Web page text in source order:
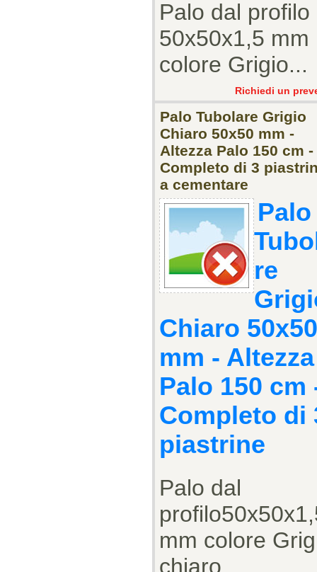
Palo dal profilo
50x50x1,5 mm
colore Grigio...
Richiedi un
Palo Tubolare Grigio
Chiaro 50x50 mm -
Altezza Palo 150 cm -
Completo di 3
a cementare
Palo
re
Chiaro 50x50
mm - Altezza
Palo 150 cm
Completo di
piastrine
Palo dal
mm colore
chiaro...